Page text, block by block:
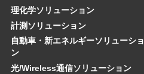
理化学ソリューション
計測ソリューション
自動車・新エネルギーソリューショ
ン
光/Wireless通信ソリューション